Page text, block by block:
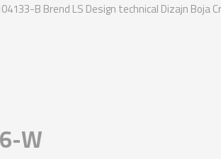
B Brend LS Design technical Dizajn
W